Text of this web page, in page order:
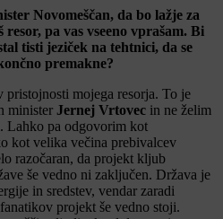
Novomeščan, da bo lažje za
pa vas vseeno vprašam. Bi
tisti jeziček na tehtnici, da se
premakne?
pristojnosti mojega resorja. To je
minister Jernej Vrtovec in ne želim
Lahko pa odgovorim kot
kot velika večina prebivalcev
razočaran, da projekt kljub
še vedno ni zaključen. Država je
in sredstev, vendar zaradi
projekt še vedno stoji.